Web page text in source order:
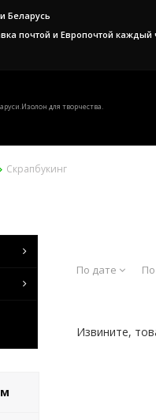
Беларусь
почтой и Европочтой
для творчества.
Скрапбукинг
По дате
Извините,